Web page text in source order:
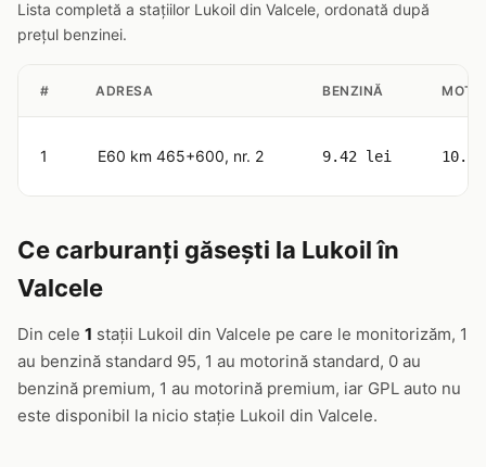
Lista completă a stațiilor Lukoil din Valcele, ordonată după
prețul benzinei.
# ADRESA BENZINĂ
1 E60 km 465+600, nr. 2 9.42 lei
Ce carburanți găsești la Lukoil în
Valcele
Din cele 1 stații Lukoil din Valcele pe care le monitorizăm, 1
au benzină standard 95, 1 au motorină standard, 0 au
benzină premium, 1 au motorină premium, iar GPL auto nu
este disponibil la nicio stație Lukoil din Valcele.